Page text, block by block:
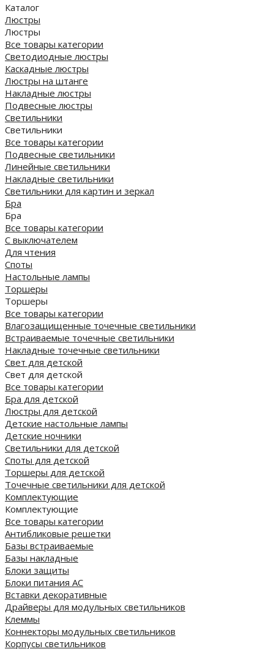
Каталог
Люстры
Люстры
Все товары категории
Светодиодные люстры
Каскадные люстры
Люстры на штанге
Накладные люстры
Подвесные люстры
Светильники
Светильники
Все товары категории
Подвесные светильники
Линейные светильники
Накладные светильники
Светильники для картин и зеркал
Бра
Бра
Все товары категории
С выключателем
Для чтения
Споты
Настольные лампы
Торшеры
Торшеры
Все товары категории
Влагозащищенные точечные светильники
Встраиваемые точечные светильники
Накладные точечные светильники
Свет для детской
Свет для детской
Все товары категории
Бра для детской
Люстры для детской
Детские настольные лампы
Детские ночники
Светильники для детской
Споты для детской
Торшеры для детской
Точечные светильники для детской
Комплектующие
Комплектующие
Все товары категории
Антибликовые решетки
Базы встраиваемые
Базы накладные
Блоки защиты
Блоки питания AC
Вставки декоративные
Драйверы для модульных светильников
Клеммы
Коннекторы модульных светильников
Корпусы светильников